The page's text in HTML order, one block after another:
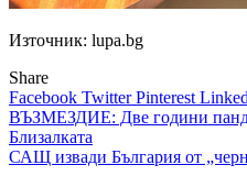
Източник: lupa.bg
Share
Facebook TwitterPinterest
Навигация
ВЪЗМЕЗДИЕ: Две години
Близалката
САЩ извади България от